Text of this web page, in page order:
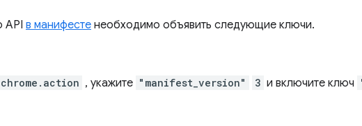
API в манифесте необходимо объявить следующие ключи.
chrome.action , укажите "manifest_version" 3 и включите ключ